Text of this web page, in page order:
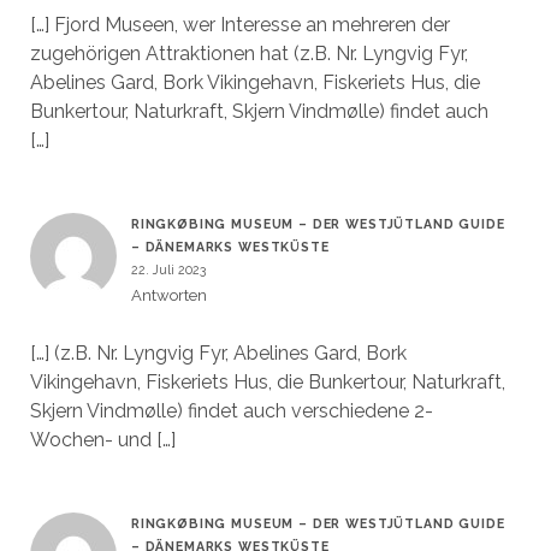
[…] Fjord Museen, wer Interesse an mehreren der
zugehörigen Attraktionen hat (z.B. Nr. Lyngvig Fyr,
Abelines Gard, Bork Vikingehavn, Fiskeriets Hus, die
Bunkertour, Naturkraft, Skjern Vindmølle) findet auch
[…]
RINGKØBING MUSEUM – DER WESTJÜTLAND GUIDE
– DÄNEMARKS WESTKÜSTE
22. Juli 2023
Antworten
[…] (z.B. Nr. Lyngvig Fyr, Abelines Gard, Bork
Vikingehavn, Fiskeriets Hus, die Bunkertour, Naturkraft,
Skjern Vindmølle) findet auch verschiedene 2-
Wochen- und […]
RINGKØBING MUSEUM – DER WESTJÜTLAND GUIDE
– DÄNEMARKS WESTKÜSTE